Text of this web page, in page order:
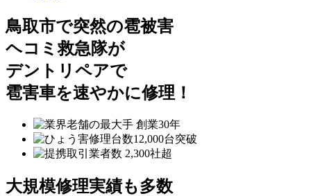
鳥取市で突然の雹被害
ヘコミ救急隊が
デントリペアで
雹害車を速やかに修理！
大規模修理実績も多数